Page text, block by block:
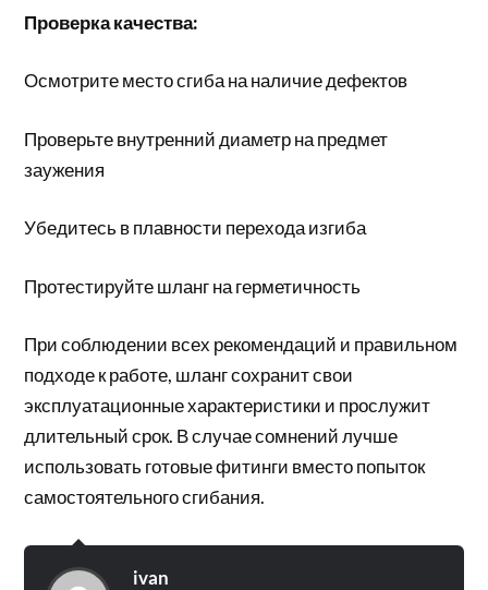
Проверка качества:
Осмотрите место сгиба на наличие дефектов
Проверьте внутренний диаметр на предмет
заужения
Убедитесь в плавности перехода изгиба
Протестируйте шланг на герметичность
При соблюдении всех рекомендаций и правильном
подходе к работе, шланг сохранит свои
эксплуатационные характеристики и прослужит
длительный срок. В случае сомнений лучше
использовать готовые фитинги вместо попыток
самостоятельного сгибания.
ivan